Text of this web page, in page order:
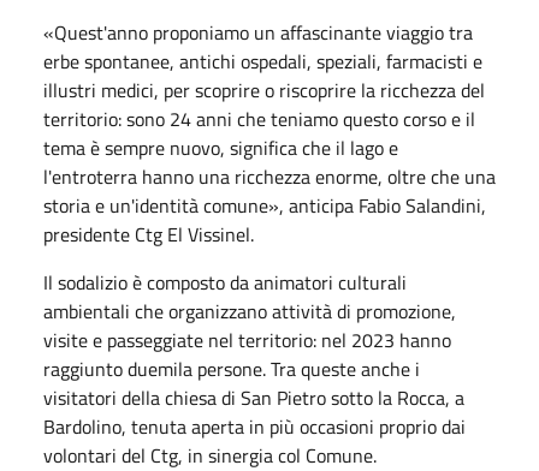
«Quest'anno proponiamo un affascinante viaggio tra
erbe spontanee, antichi ospedali, speziali, farmacisti e
illustri medici, per scoprire o riscoprire la ricchezza del
territorio: sono 24 anni che teniamo questo corso e il
tema è sempre nuovo, significa che il lago e
l'entroterra hanno una ricchezza enorme, oltre che una
storia e un'identità comune», anticipa Fabio Salandini,
presidente Ctg El Vissinel.
Il sodalizio è composto da animatori culturali
ambientali che organizzano attività di promozione,
visite e passeggiate nel territorio: nel 2023 hanno
raggiunto duemila persone. Tra queste anche i
visitatori della chiesa di San Pietro sotto la Rocca, a
Bardolino, tenuta aperta in più occasioni proprio dai
volontari del Ctg, in sinergia col Comune.